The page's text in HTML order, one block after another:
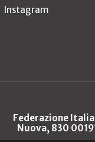
Instagram
Federazione
Nuova, 830